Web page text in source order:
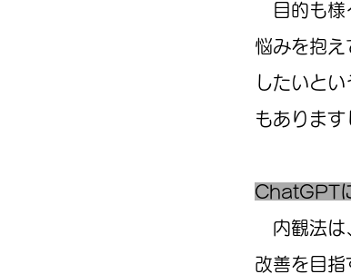
目的も様
悩みを抱
したいと
もあります
​ChatGPT
内観法は
改善を目